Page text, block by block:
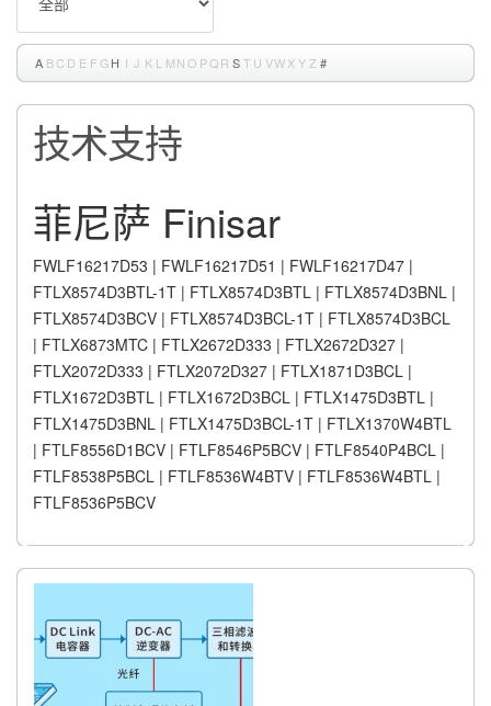
A B C D E FGH I J K L MNO PQR S T U VWX Y Z #
技术支持
菲尼萨 Finisar
FWLF16217D53 | FWLF16217D51 | FWLF16217D47 |
FTLX8574D3BTL-1T | FTLX8574D3BTL | FTLX8574D3BNL |
FTLX8574D3BCV | FTLX8574D3BCL-1T | FTLX8574D3BCL
| FTLX6873MTC | FTLX2672D333 | FTLX2672D327 |
FTLX2072D333 | FTLX2072D327 | FTLX1871D3BCL |
FTLX1672D3BTL | FTLX1672D3BCL | FTLX1475D3BTL |
FTLX1475D3BNL | FTLX1475D3BCL-1T | FTLX1370W4BTL
| FTLF8556D1BCV | FTLF8546P5BCV | FTLF8540P4BCL |
FTLF8538P5BCL | FTLF8536W4BTV | FTLF8536W4BTL |
FTLF8536P5BCV